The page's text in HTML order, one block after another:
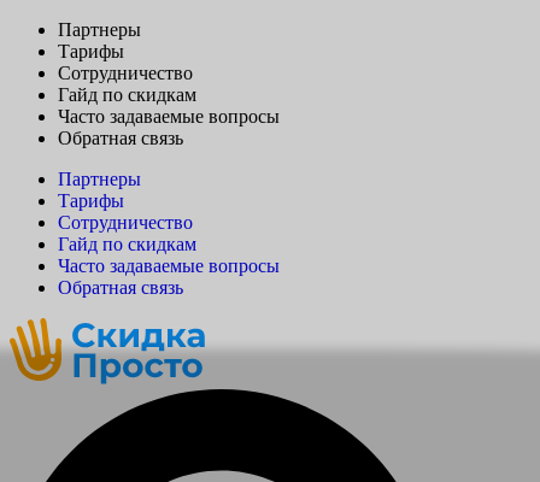
Партнеры
Тарифы
Сотрудничество
Гайд по скидкам
Часто задаваемые вопросы
Обратная связь
Партнеры
Тарифы
Сотрудничество
Гайд по скидкам
Часто задаваемые вопросы
Обратная связь